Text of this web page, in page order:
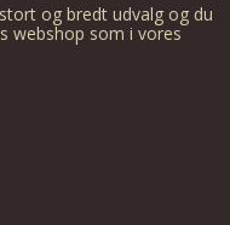
og bredt udvalg og du
webshop som i vores